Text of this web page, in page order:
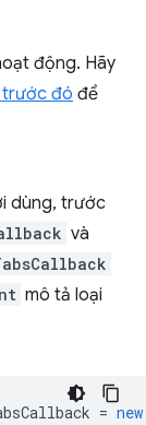
động. Hãy
trước đó để
dùng, trước
và
mô tả loại
= new